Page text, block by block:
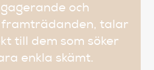
och
framträdanden, talar
till dem som söker
enkla skämt.